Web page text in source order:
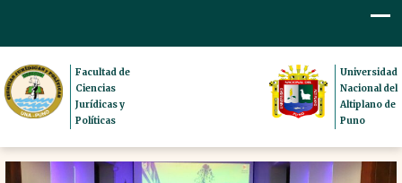
Facultad de
Ciencias
Jurídicas y
Políticas
Universidad
Nacional del
Altiplano de
Puno